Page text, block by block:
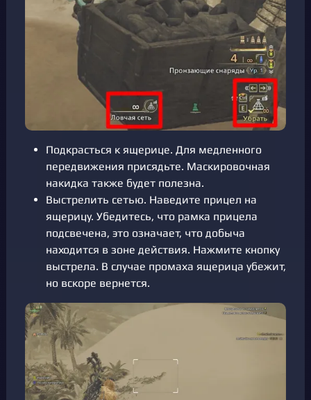
Подкрасться к ящерице. Для медленного
передвижения присядьте. Маскировочная
накидка также будет полезна.
Выстрелить сетью. Наведите прицел на
ящерицу. Убедитесь, что рамка прицела
подсвечена, это означает, что добыча
находится в зоне действия. Нажмите кнопку
выстрела. В случае промаха ящерица убежит,
но вскоре вернется.